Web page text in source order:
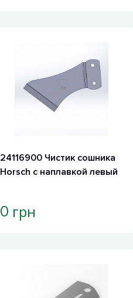
24116900 Чистик сошника
Horsch с наплавкой левый
0 грн